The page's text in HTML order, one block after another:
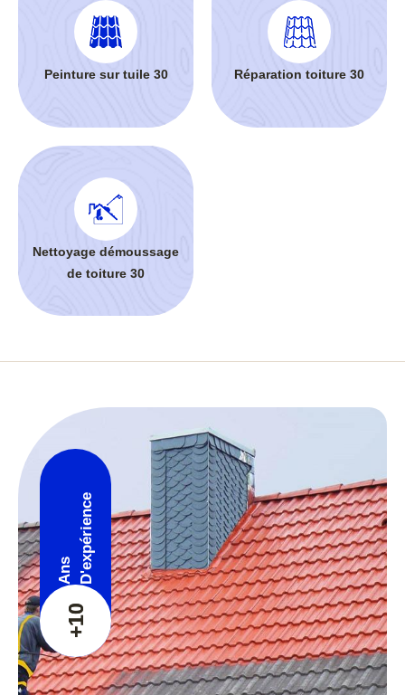
Peinture sur tuile 30 Réparation toiture 30
Nettoyage démoussage
de toiture 30
+10
Ans D'expérience